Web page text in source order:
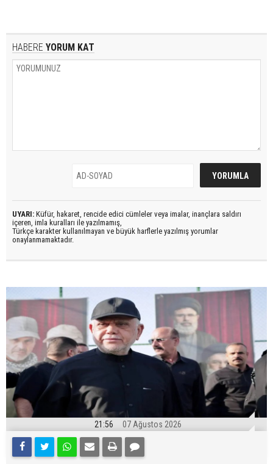
HABERE YORUM KAT
UYARI: Küfür, hakaret, rencide edici cümleler veya imalar, inançlara saldırı
içeren, imla kuralları ile yazılmamış,
Türkçe karakter kullanılmayan ve büyük harflerle yazılmış yorumlar
onaylanmamaktadır.
21:56 07 Ağustos 2026